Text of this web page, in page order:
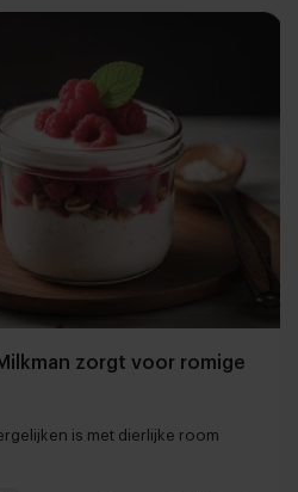
zorgt voor romige
is met dierlijke room